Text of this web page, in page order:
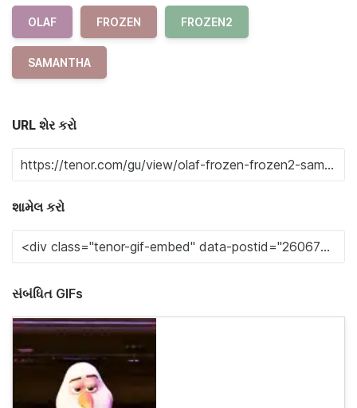
OLAF FROZEN FROZEN2
SAMANTHA
URL શેર કરો
શામેલ કરો
સંબંધિત GIFs